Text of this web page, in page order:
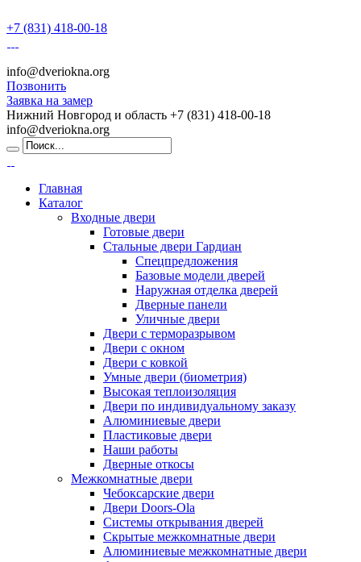
+7 (831) 418-00-18
info@dveriokna.org
Позвонить
Заявка на замер
Нижний Новгород и область +7 (831) 418-00-18
info@dveriokna.org
Главная
Каталог
Входные двери
Готовые двери
Стальные двери Гардиан
Спецпредложения
Базовые модели дверей
Наружная отделка дверей
Дверные панели
Уличные двери
Двери с терморазрывом
Двери с окном
Двери с ковкой
Умные двери (биометрия)
Высокая теплоизоляция
Двери по индивидуальному заказу
Алюминиевые двери
Пластиковые двери
Наши работы
Дверные откосы
Межкомнатные двери
Чебоксарские двери
Двери Doors-Ola
Системы открывания дверей
Скрытые межкомнатные двери
Алюминиевые межкомнатные двери